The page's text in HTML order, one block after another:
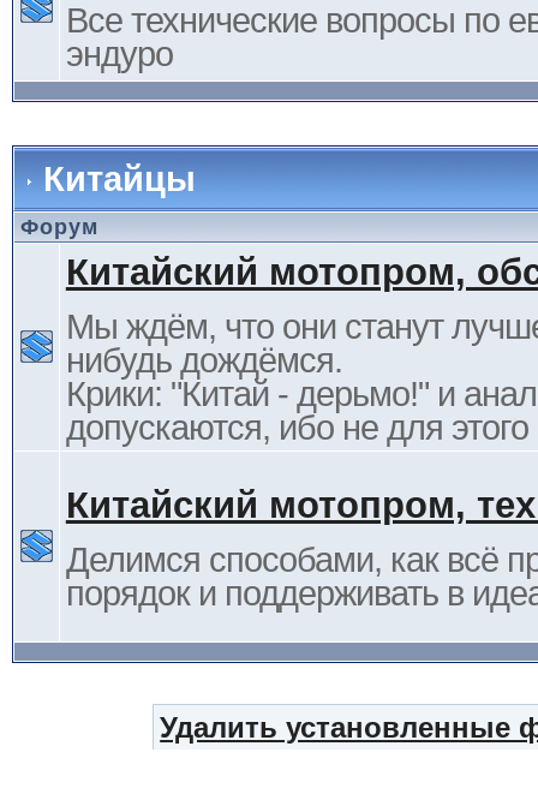
Все технические вопросы по
эндуро
Китайцы
Форум
Китайский мотопром,
Мы ждём, что они станут
нибудь дождёмся.
Крики: "Китай - дерьмо!" и
допускаются, ибо не для
Китайский мотопром,
Делимся способами, как всё
порядок и поддерживать в
Удалить установленные